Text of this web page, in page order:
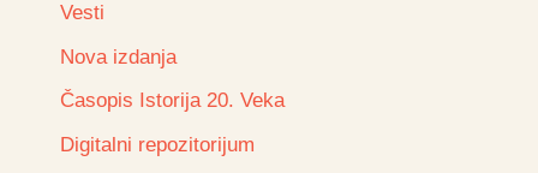
Vesti
Nova izdanja
Časopis Istorija 20. Veka
Digitalni repozitorijum